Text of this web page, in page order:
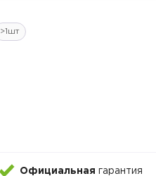
>1шт
Официальная гарантия